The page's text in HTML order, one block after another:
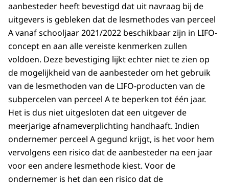
aanbesteder heeft bevestigd dat uit navraag bij de
uitgevers is gebleken dat de lesmethodes van perceel
A vanaf schooljaar 2021/2022 beschikbaar zijn in LIFO-
concept en aan alle vereiste kenmerken zullen
voldoen. Deze bevestiging lijkt echter niet te zien op
de mogelijkheid van de aanbesteder om het gebruik
van de lesmethoden van de LIFO-producten van de
subpercelen van perceel A te beperken tot één jaar.
Het is dus niet uitgesloten dat een uitgever de
meerjarige afnameverplichting handhaaft. Indien
ondernemer perceel A gegund krijgt, is het voor hem
vervolgens een risico dat de aanbesteder na een jaar
voor een andere lesmethode kiest. Voor de
ondernemer is het dan een risico dat de